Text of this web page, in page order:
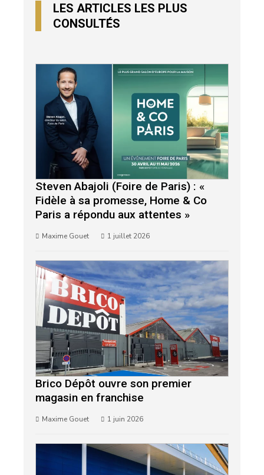
LES ARTICLES LES PLUS
CONSULTÉS
Steven Abajoli (Foire de Paris) : «
Fidèle à sa promesse, Home & Co
Paris a répondu aux attentes »
Maxime Gouet 1 juillet 2026
Brico Dépôt ouvre son premier
magasin en franchise
Maxime Gouet 1 juin 2026